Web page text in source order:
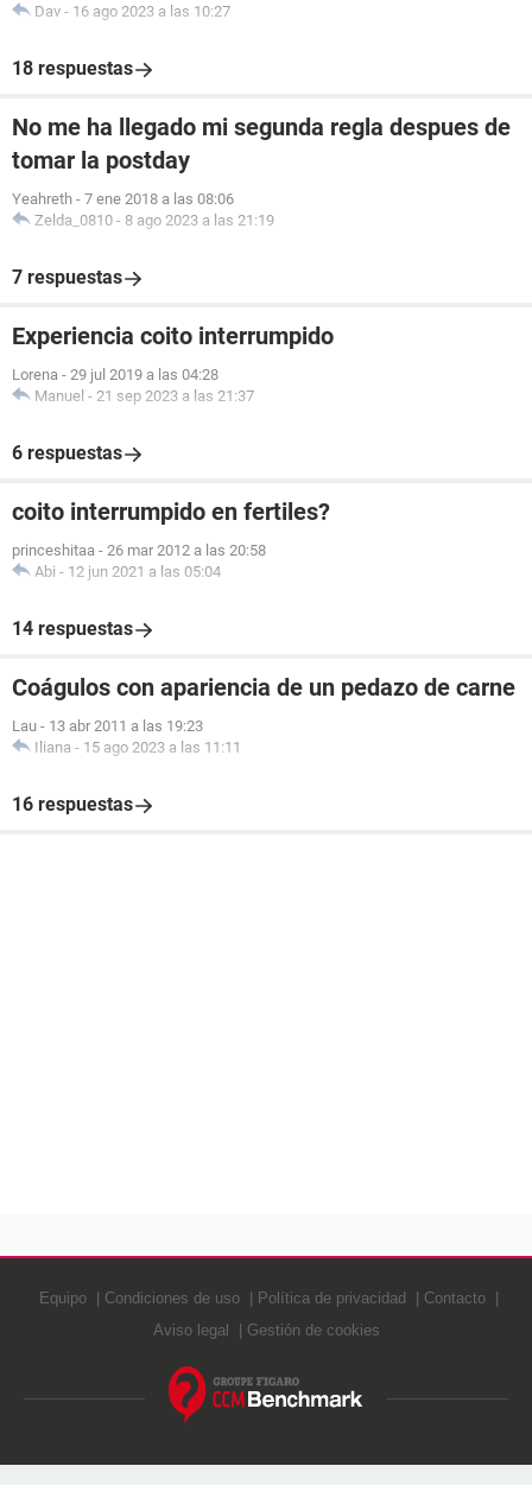
Dav - 16 ago 2023 a las 10:27
18 respuestas
No me ha llegado mi segunda regla despues de
tomar la postday
Yeahreth - 7 ene 2018 a las 08:06
Zelda_0810 - 8 ago 2023 a las 21:19
7 respuestas
Experiencia coito interrumpido
Lorena - 29 jul 2019 a las 04:28
Manuel - 21 sep 2023 a las 21:37
6 respuestas
coito interrumpido en fertiles?
princeshitaa - 26 mar 2012 a las 20:58
Abi - 12 jun 2021 a las 05:04
14 respuestas
Coágulos con apariencia de un pedazo de carne
Lau - 13 abr 2011 a las 19:23
Iliana - 15 ago 2023 a las 11:11
16 respuestas
Equipo Condiciones de uso Política de privacidad
Contacto
Aviso legal
Gestión de cookies